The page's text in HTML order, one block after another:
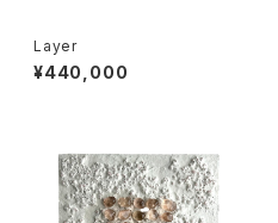
Layer
¥440,000